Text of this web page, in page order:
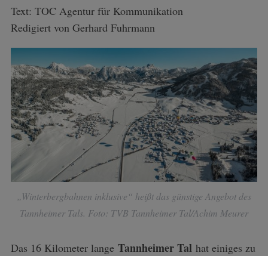
Text: TOC Agentur für Kommunikation
Redigiert von Gerhard Fuhrmann
„Winterbergbahnen inklusive“ heißt das günstige Angebot des
Tannheimer Tals. Foto: TVB Tannheimer Tal/Achim Meurer
Das 16 Kilometer lange Tannheimer Tal hat einiges zu